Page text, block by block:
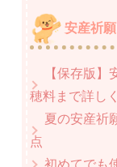
安産祈
【保存版
穂料まで詳し
夏の安産祈
点
初めてでも